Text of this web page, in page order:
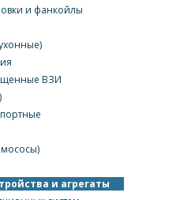
и фанкойлы
ВЗИ
и агрегаты